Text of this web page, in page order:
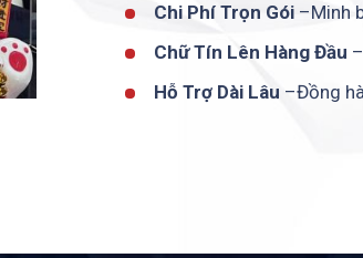
Chi Phí Trọn Gói –Minh
Chữ Tín Lên Hàng Đầu
Hỗ Trợ Dài Lâu –Đồng